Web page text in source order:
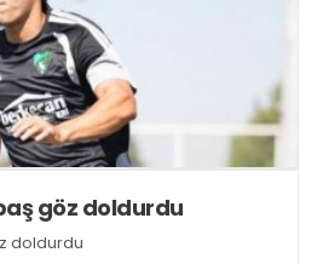
göz doldurdu
doldurdu